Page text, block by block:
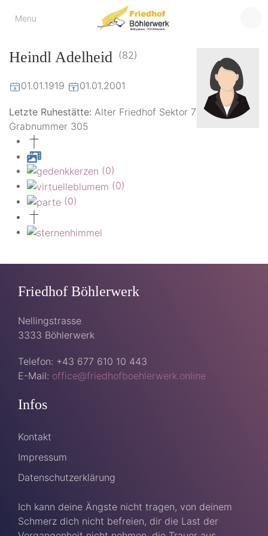
Menu
Friedhof
der virtuelle Friedhof
Heindl Adelheid (82)
01.01.1919 01.01.2001
Letzte Ruhestätte: Alter Friedhof Sektor 7
Grabnummer 305
(0)
(0)
(0)
Friedhof Böhlerwerk
Nellingstrasse
3333 Böhlerwerk
Telefon: +43 677 610 10 443
E-Mail: office@friedhofboehlerwerk.online
Infos
Kontakt
Impressum
Datenschutzerklärung
Ich kann deine Ängste nicht tragen, von deinem
Schmerz dich nicht befreien, dir die Last der